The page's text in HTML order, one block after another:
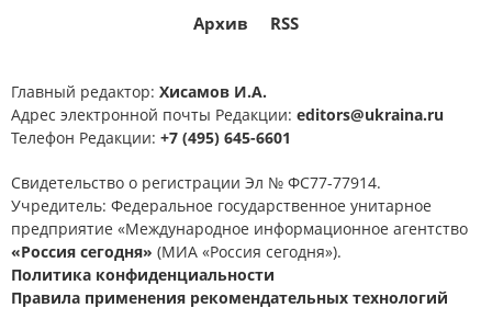
Архив RSS
Главный редактор: Хисамов И.А.
Адрес электронной почты Редакции: editors@ukraina.ru
Телефон Редакции: +7 (495) 645-6601
Свидетельство о регистрации Эл № ФС77-77914.
Учредитель: Федеральное государственное унитарное
предприятие «Международное информационное агентство
«Россия сегодня» (МИА «Россия сегодня»).
Политика конфиденциальности
Правила применения рекомендательных технологий